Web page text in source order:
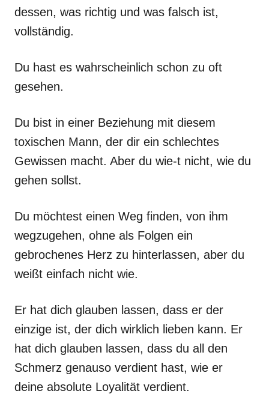
dessen, was richtig und was falsch ist,
vollständig.
Du hast es wahrscheinlich schon zu oft
gesehen.
Du bist in einer Beziehung mit diesem
toxischen Mann, der dir ein schlechtes
Gewissen macht. Aber du wie-t nicht, wie du
gehen sollst.
Du möchtest einen Weg finden, von ihm
wegzugehen, ohne als Folgen ein
gebrochenes Herz zu hinterlassen, aber du
weißt einfach nicht wie.
Er hat dich glauben lassen, dass er der
einzige ist, der dich wirklich lieben kann. Er
hat dich glauben lassen, dass du all den
Schmerz genauso verdient hast, wie er
deine absolute Loyalität verdient.